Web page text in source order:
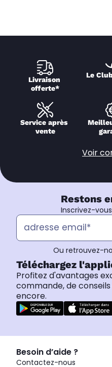
Livraison
offerte*
Le
Service après
vente
Voir
Restons
Inscrivez-
Ou retrouvez-
Téléchargez
Profitez d'avantages
commande, de
encore.
Besoin d’aide ?
Contactez-nous